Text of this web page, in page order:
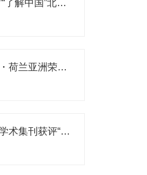
2026年“汉语桥”“了解中国”北外夏令营开营
2026“发现中国・荷兰亚洲荣誉夏令营”开班仪式在北外举行
北外主办的5本学术集刊获评“2026年度高影响力学术辑刊”